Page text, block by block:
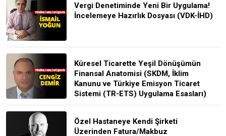
Vergi Denetiminde Yeni Bir Uygulama!
İncelemeye Hazırlık Dosyası (VDK-İHD)
Küresel Ticarette Yeşil Dönüşümün
Finansal Anatomisi (SKDM, İklim
Kanunu ve Türkiye Emisyon Ticaret
Sistemi (TR-ETS) Uygulama Esasları)
Özel Hastaneye Kendi Şirketi
Üzerinden Fatura/Makbuz